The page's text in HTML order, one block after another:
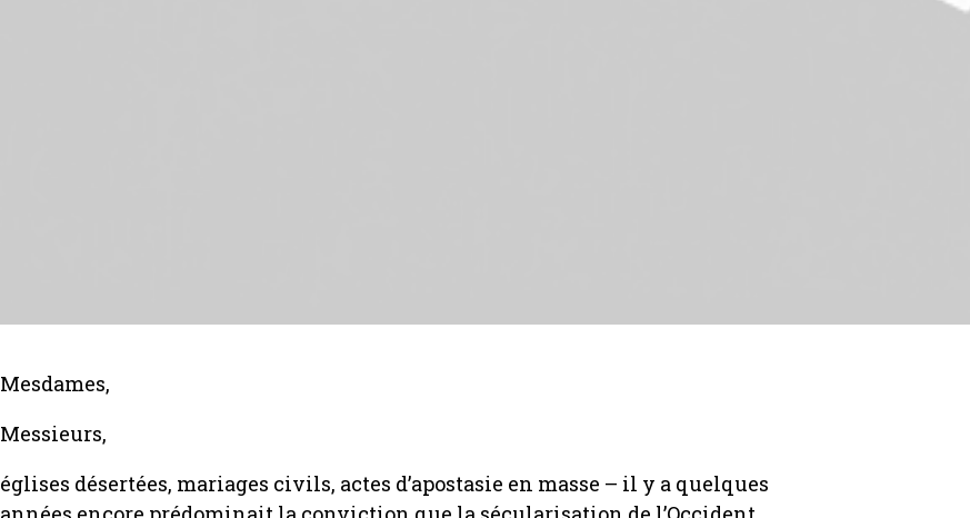
Mesdames,
Messieurs,
églises désertées, mariages civils, actes d’apostasie en masse – il y a quelques